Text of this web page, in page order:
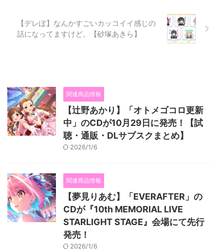
【デレぽ】なんかすごいカッコイイ感じの
話になってますけど。【砂塚あきら】
関連商品情報
【辻野あかり】「オトメゴコロ更新
中」のCDが10月29日に発売！【試
聴・通販・DLサブスクまとめ】
2026/1/6
関連商品情報
【夢見りあむ】「EVERAFTER」の
CDが『10th MEMORIAL LIVE
STARLIGHT STAGE』会場にて先行
発売！
2026/1/6